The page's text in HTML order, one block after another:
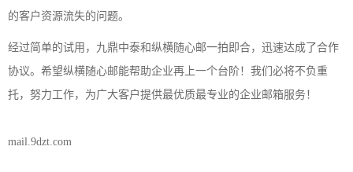
的客户资源流失的问题。
经过简单的试用，九鼎中泰和纵横随心邮一拍即合，迅速达成了合作
协议。希望纵横随心邮能帮助企业再上一个台阶！我们必将不负重
托，努力工作，为广大客户提供最优质最专业的企业邮箱服务！
mail.9dzt.com